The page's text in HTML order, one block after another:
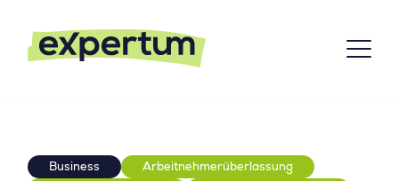
Business
Arbeitnehmerüberlassung